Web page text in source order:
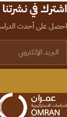
اشترك في نشرتنا
احصل على أحدث